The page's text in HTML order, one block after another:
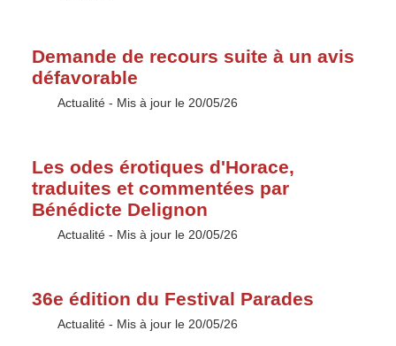
Demande de recours suite à un avis
défavorable
Type :
Actualité - Mis à jour le 20/05/26
Les odes érotiques d'Horace,
traduites et commentées par
Bénédicte Delignon
Type :
Actualité - Mis à jour le 20/05/26
36e édition du Festival Parades
Type :
Actualité - Mis à jour le 20/05/26